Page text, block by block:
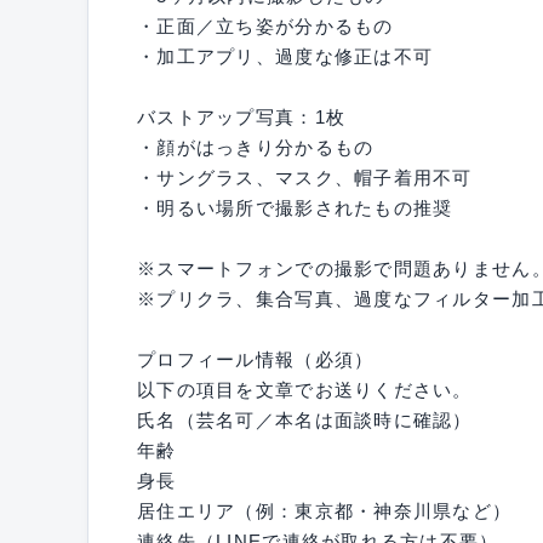
・正面／立ち姿が分かるもの
・加工アプリ、過度な修正は不可
バストアップ写真：1枚
・顔がはっきり分かるもの
・サングラス、マスク、帽子着用不可
・明るい場所で撮影されたもの推奨
※スマートフォンでの撮影で問題ありません。
※プリクラ、集合写真、過度なフィルター加
プロフィール情報（必須）
以下の項目を文章でお送りください。
氏名（芸名可／本名は面談時に確認）
年齢
身長
居住エリア（例：東京都・神奈川県など）